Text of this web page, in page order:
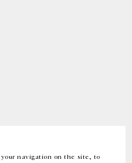
navigation on the site, to